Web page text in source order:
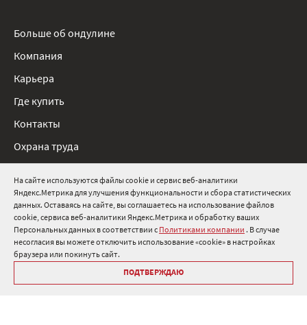
На сайте используются файлы cookie и сервис веб-аналитики
Яндекс.Метрика для улучшения функциональности и сбора статистических
данных. Оставаясь на сайте, вы соглашаетесь на использование файлов
cookie, сервиса веб-аналитики Яндекс.Метрика и обработку ваших
Персональных данных в соответствии с Политиками компании . В случае
несогласия вы можете отключить использование «cookie» в настройках
браузера или покинуть сайт.
ПОДТВЕРЖДАЮ
8 800 511 91 82
info@onduline.ru
Россия Беларусь Казахстан
Больше об ондулине
Компания
Карьера
Где купить
Контакты
Охрана труда